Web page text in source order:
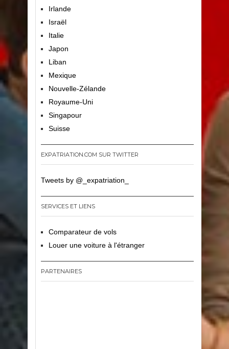
Irlande
Israël
Italie
Japon
Liban
Mexique
Nouvelle-Zélande
Royaume-Uni
Singapour
Suisse
EXPATRIATION.COM SUR TWITTER
Tweets by @_expatriation_
SERVICES ET LIENS
Comparateur de vols
Louer une voiture à l'étranger
PARTENAIRES